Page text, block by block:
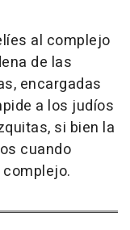
al complejo
de las
encargadas
a los judíos
si bien la
cuando